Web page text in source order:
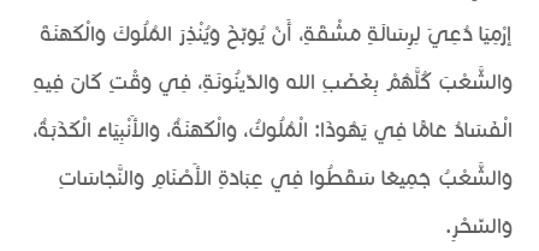
إرْمِيَا دُعِيَ لِرِسَالَةٍ مَشْقَةٍ، أَنْ يُوَبِّخَ وَيُنْذِرَ المُلُوكَ وَالْكَهَنَةَ
وَالشَّعْبَ كُلَّهُمْ بِغَضَبِ الله وَالدِّينُونَةِ، فِي وَقْتٍ كَانَ فِيهِ
الْفَسَادُ عَامًّا فِي يَهُوذَا: الْمُلُوكُ، وَالْكَهَنَةُ، وَالأَنْبِيَاءُ الْكَذَبَةُ،
وَالشَّعْبُ جَمِيعًا سَقَطُوا فِي عِبَادَةِ الأَصْنَامِ وَالنَّجَاسَاتِ
وَالسِّحْرِ.